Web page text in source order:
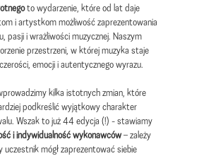
to wydarzenie, które od lat daje
i artystkom możliwość zaprezentowania
pasji i wrażliwości muzycznej. Naszym
przestrzeni, w której muzyka staje
emocji i autentycznego wyrazu.
kilka istotnych zmian, które
podkreślić wyjątkowy charakter
Wszak to już 44 edycja (!) - stawiamy
i indywidualność wykonawców– zależy
uczestnik mógł zaprezentować siebie